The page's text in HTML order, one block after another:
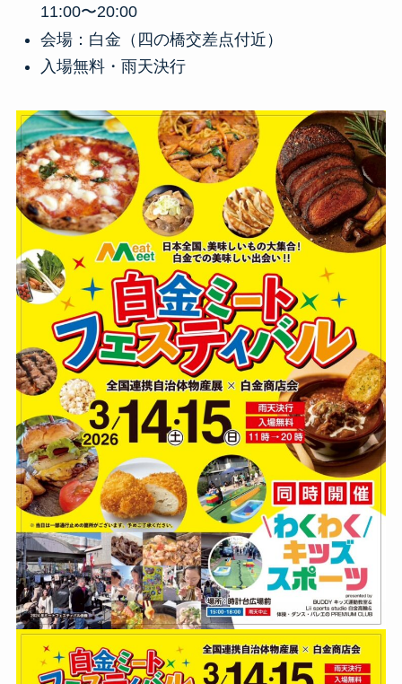
11:00〜20:00
会場：白金（四の橋交差点付近）
入場無料・雨天決行